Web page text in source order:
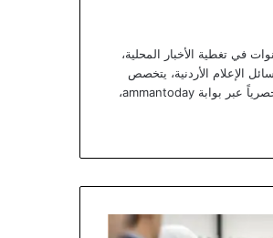
خوري صحفياً أردنياً متمرساً ومحللاً خبيراً، يمتلك خبرة تتجاوز 10 سنوات في تغطية الأخبار المحلية،
الإعلام الأردنية، يتخصص
يزن الآن في تقديم تقارير استقصائية وتحليلات موثوقة ومبنية على الحقائق حصرياً عبر بوابة ammantoday،